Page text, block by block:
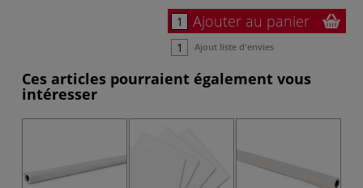
Ajouter au panier
Ajout liste d'envies
Ces articles pourraient également vous
intéresser